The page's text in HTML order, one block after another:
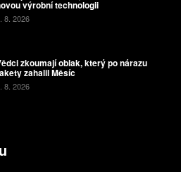
výrobní technologii
8. 2026
zkoumají oblak, který po nárazu
zahalil Měsíc
8. 2026